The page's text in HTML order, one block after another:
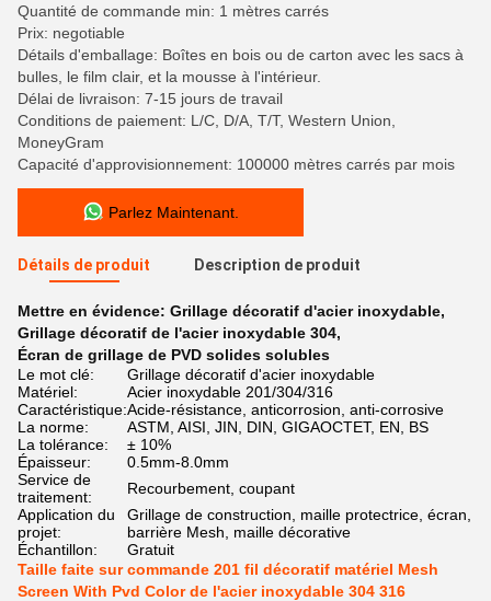
Quantité de commande min: 1 mètres carrés
Prix: negotiable
Détails d'emballage: Boîtes en bois ou de carton avec les sacs à
bulles, le film clair, et la mousse à l'intérieur.
Délai de livraison: 7-15 jours de travail
Conditions de paiement: L/C, D/A, T/T, Western Union,
MoneyGram
Capacité d'approvisionnement: 100000 mètres carrés par mois
Parlez Maintenant.
Détails de produit Description de produit
Mettre en évidence: Grillage décoratif d'acier inoxydable,
Grillage décoratif de l'acier inoxydable 304,
Écran de grillage de PVD solides solubles
Le mot clé:
Grillage décoratif d'acier inoxydable
Matériel:
Acier inoxydable 201/304/316
Caractéristique:Acide-résistance, anticorrosion, anti-corrosive
La norme:
ASTM, AISI, JIN, DIN, GIGAOCTET, EN, BS
La tolérance:
± 10%
Épaisseur:
0.5mm-8.0mm
Service de
traitement:
Recourbement, coupant
Application du
projet:
Grillage de construction, maille protectrice, écran,
barrière Mesh, maille décorative
Échantillon:
Gratuit
Taille faite sur commande 201 fil décoratif matériel Mesh
Screen With Pvd Color de l'acier inoxydable 304 316